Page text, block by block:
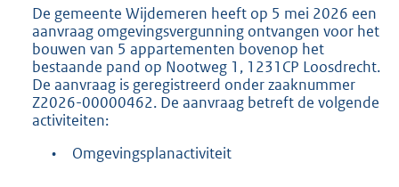
e
:
2
0
K
De gemeente Wijdemeren heeft op 5 mei 2026 een
aanvraag omgevingsvergunning ontvangen voor het
bouwen van 5 appartementen bovenop het
bestaande pand op Nootweg 1, 1231CP Loosdrecht.
De aanvraag is geregistreerd onder zaaknummer
Z2026-00000462. De aanvraag betreft de volgende
activiteiten:
•
Omgevingsplanactiviteit